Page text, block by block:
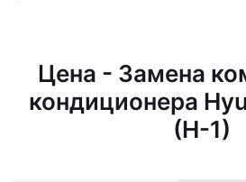
Цена - Замена
кондиционера
(H-1)